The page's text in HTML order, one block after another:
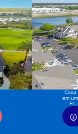
Casa
em
FL,